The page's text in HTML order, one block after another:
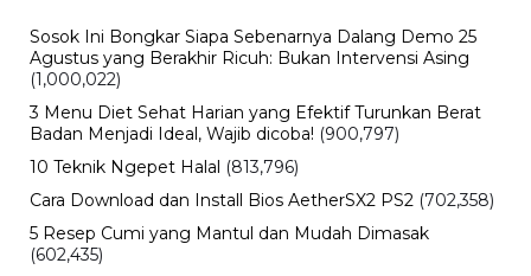
Sosok Ini Bongkar Siapa Sebenarnya Dalang Demo 25
Agustus yang Berakhir Ricuh: Bukan Intervensi Asing
(1,000,022)
3 Menu Diet Sehat Harian yang Efektif Turunkan Berat
Badan Menjadi Ideal, Wajib dicoba! (900,797)
10 Teknik Ngepet Halal (813,796)
Cara Download dan Install Bios AetherSX2 PS2 (702,358)
5 Resep Cumi yang Mantul dan Mudah Dimasak
(602,435)